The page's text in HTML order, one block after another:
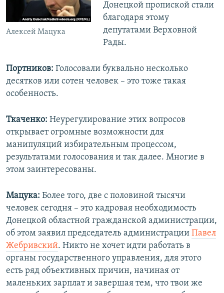
Алексей Мацука
Донецкой пропиской стали
благодаря этому
депутатами Верховной
Рады.
Портников: Голосовали буквально несколько
десятков или сотен человек – это тоже такая
особенность.
Ткаченко: Неурегулирование этих вопросов
открывает огромные возможности для
манипуляций избирательным процессом,
результатами голосования и так далее. Многие в
этом заинтересованы.
Мацука: Более того, две с половиной тысячи
человек сегодня – это кадровая необходимость
Донецкой областной гражданской администрации,
об этом заявил председатель администрации Павел
Жебривский. Никто не хочет идти работать в
органы государственного управления, для этого
есть ряд объективных причин, начиная от
маленьких зарплат и завершая тем, что твои же